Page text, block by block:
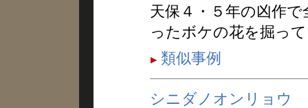
天保４・５年の凶作
ったボケの花を掘っ
類似事例
シニダノオンリョウ